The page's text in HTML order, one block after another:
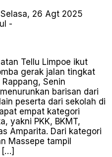
26 Agt 2025
-
Tellu Limpoe ikut
gerak jalan tingkat
Senin
barisan dari
peserta dari sekolah di
empat kategori
yakni PKK, BKMT,
Amparita. Dari kategori
Massepe tampil
[…]